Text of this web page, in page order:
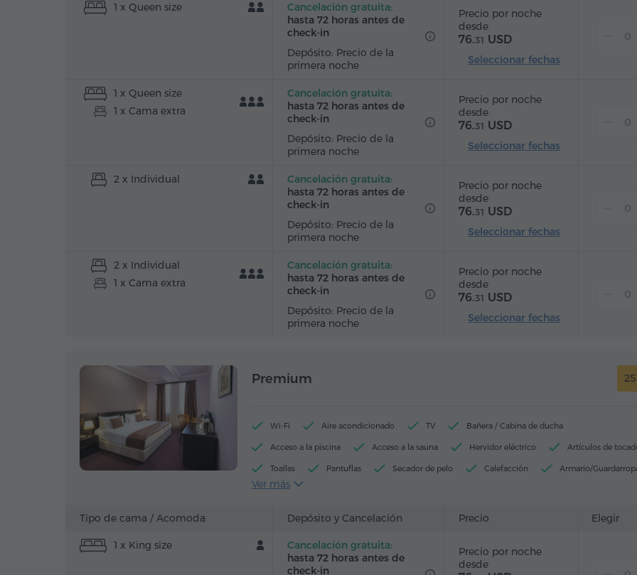
1 x Queen size
Cancelación gratuita:
hasta 72 horas antes de
check-in
Depósito: Precio de la
primera noche
Precio por noche
desde
76.31 USD
Seleccionar fechas
1 x Queen size
1 x Cama extra
Cancelación gratuita:
hasta 72 horas antes de
check-in
Depósito: Precio de la
primera noche
Precio por noche
desde
76.31 USD
Seleccionar fechas
2 x Individual
Cancelación gratuita:
hasta 72 horas antes de
check-in
Depósito: Precio de la
primera noche
Precio por noche
desde
76.31 USD
Seleccionar fechas
2 x Individual
1 x Cama extra
Cancelación gratuita:
hasta 72 horas antes de
check-in
Depósito: Precio de la
primera noche
Precio por noche
desde
76.31 USD
Seleccionar fechas
Premium
Wi-Fi Aire acondicionado TV Bañera / Cabina de ducha
Acceso a la piscina Acceso a la sauna Hervidor eléctrico Artículos de
Toallas Pantuflas Secador de pelo Calefacción Armario/
Escritorio
Té/Café
Ver más
Tipo de cama / Acomoda Depósito y Cancelación Precio Elegir
1 x King size
Cancelación gratuita:
hasta 72 horas antes de
check-in
Precio por noche
desde